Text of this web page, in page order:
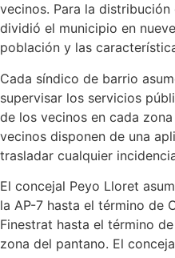
vecinos. Para la
dividió el municipio en
población y las
Cada síndico de barrio
supervisar los servicios
de los vecinos en cada
vecinos disponen de una
trasladar cualquier
El concejal Peyo Lloret
la AP-7 hasta el término de
Finestrat hasta el término
zona del pantano. El